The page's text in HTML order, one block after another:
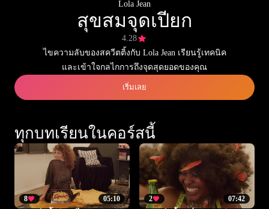
Lola Jean
สุขสมจุดเปียก
4.28
ไขความลับของสควีตติ้งกับ Lola Jean เรียนรู้เทคนิค
และเข้าใจกลไกการถึงจุดสุดยอดของคุณ
เริ่มเลย
ทุกบทเรียนในคอร์สนี้
05:10
8 07:42
2